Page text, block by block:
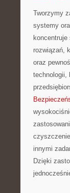
Tworzymy
systemy
rozwiązań,
oraz
technologii,
innymi
Dzięki